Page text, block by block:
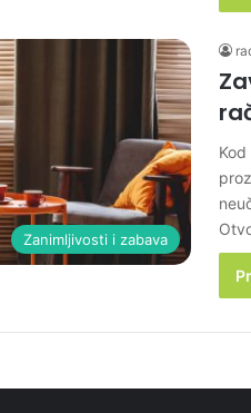
Zanimljivosti i zabava